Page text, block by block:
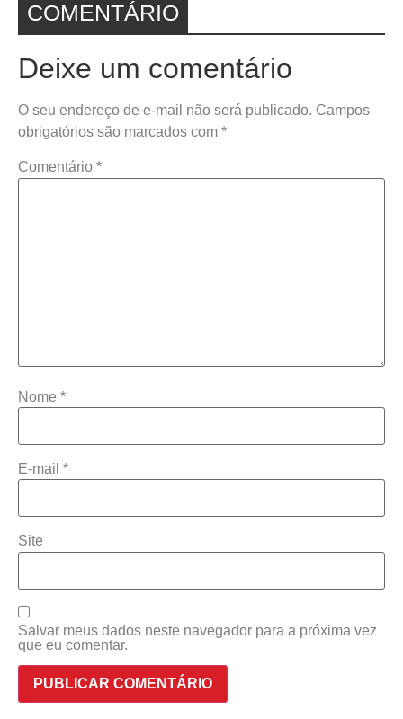
COMENTÁRIO
Deixe um comentário
O seu endereço de e-mail não será publicado. Campos
obrigatórios são marcados com *
Comentário *
Nome *
E-mail *
Site
Salvar meus dados neste navegador para a próxima vez
que eu comentar.